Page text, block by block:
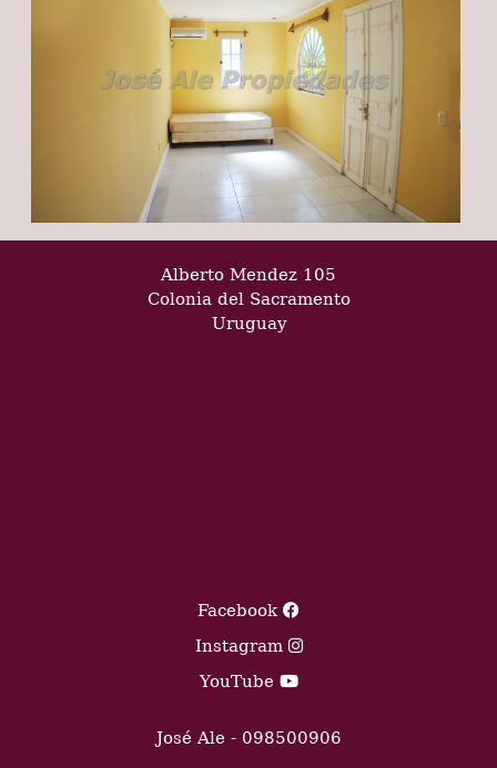
Alberto Mendez 105
Colonia del Sacramento
Uruguay
Facebook
Instagram
YouTube
José Ale - 098500906